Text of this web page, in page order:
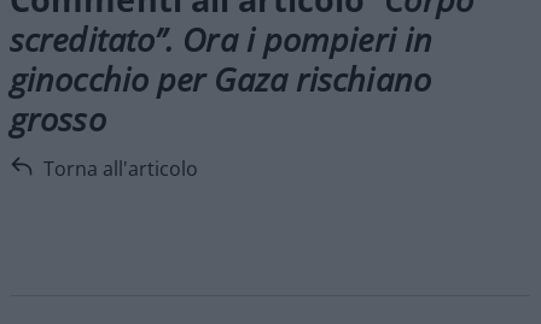
screditato”. Ora i pompieri in
ginocchio per Gaza rischiano
grosso
Torna all'articolo